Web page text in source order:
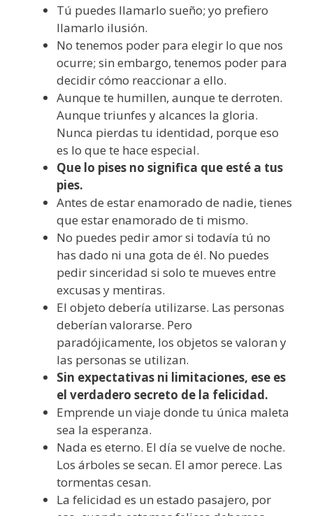
Tú puedes llamarlo sueño; yo prefiero
llamarlo ilusión.
No tenemos poder para elegir lo que nos
ocurre; sin embargo, tenemos poder para
decidir cómo reaccionar a ello.
Aunque te humillen, aunque te derroten.
Aunque triunfes y alcances la gloria.
Nunca pierdas tu identidad, porque eso
es lo que te hace especial.
Que lo pises no significa que esté a tus
pies.
Antes de estar enamorado de nadie, tienes
que estar enamorado de ti mismo.
No puedes pedir amor si todavía tú no
has dado ni una gota de él. No puedes
pedir sinceridad si solo te mueves entre
excusas y mentiras.
El objeto debería utilizarse. Las personas
deberían valorarse. Pero
paradójicamente, los objetos se valoran y
las personas se utilizan.
Sin expectativas ni limitaciones, ese es
el verdadero secreto de la felicidad.
Emprende un viaje donde tu única maleta
sea la esperanza.
Nada es eterno. El día se vuelve de noche.
Los árboles se secan. El amor perece. Las
tormentas cesan.
La felicidad es un estado pasajero, por